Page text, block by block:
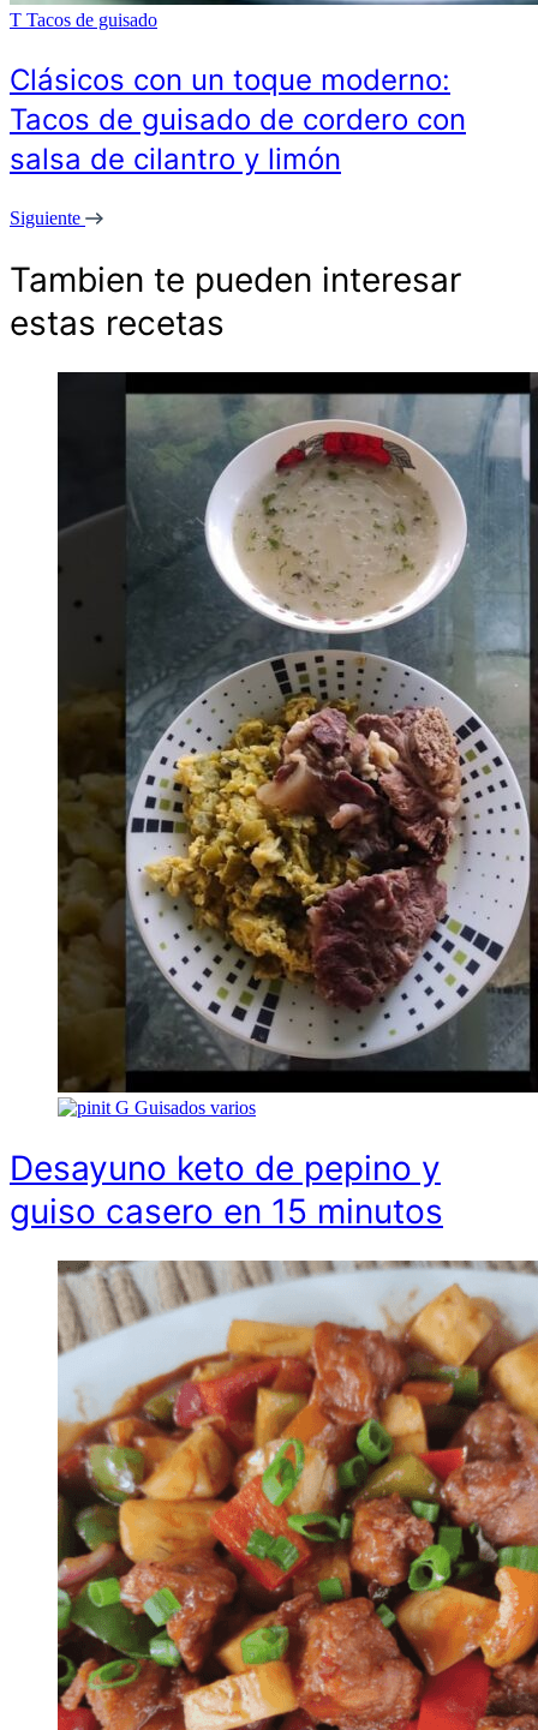
T Tacos de guisado
Clásicos con un toque moderno:
Tacos de guisado de cordero con
salsa de cilantro y limón
Siguiente
Tambien te pueden interesar
estas recetas
G Guisados varios
Desayuno keto de pepino y
guiso casero en 15 minutos